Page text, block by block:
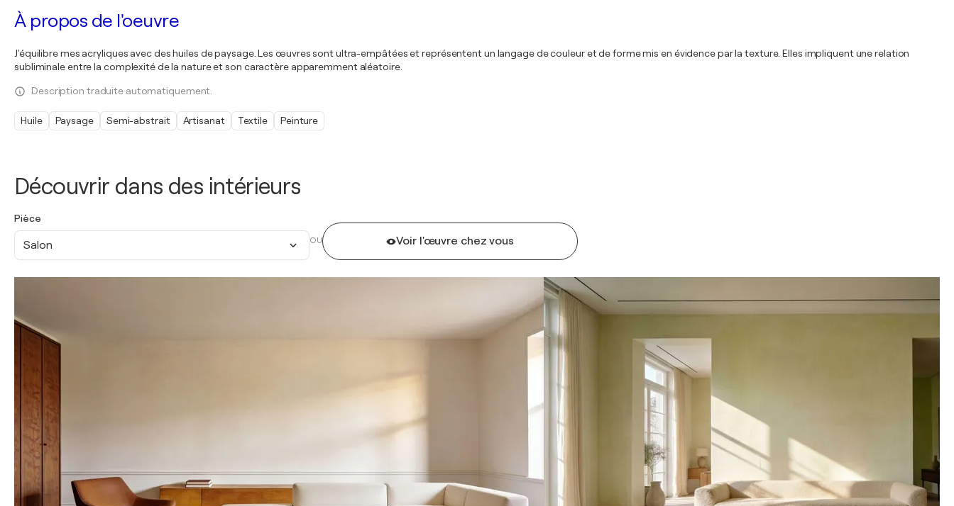
Découvrir dans des intérieurs
Pièce
Salon OU Voir l'œuvre chez vous
À propos de l'oeuvre
J'équilibre mes acryliques avec des huiles de paysage. Les œuvres sont ultra-empâtées et représentent un langage de couleur et de forme mis en évidence par la texture. Elles impliquent une relation
subliminale entre la complexité de la nature et son caractère apparemment aléatoire.
Description traduite automatiquement.
Huile Paysage Semi-abstrait Artisanat Textile Peinture